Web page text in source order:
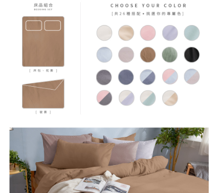
４．使用「AFTEE先享後付」時，將依據個別帳號之用戶狀況，依本公司即
時審查核予不同之上限額度；若仍有額度不足之情形，本公司將視審查結果
恩沛科技股份有限公司將有權停止該用戶之使用額度並採取法律行動。